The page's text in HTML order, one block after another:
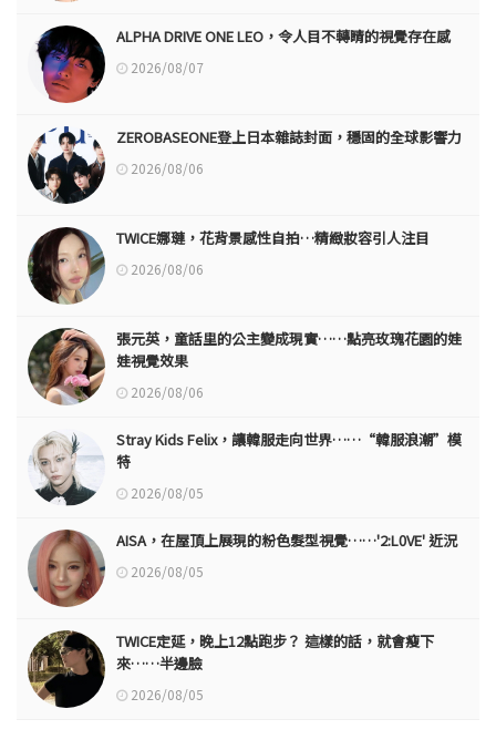
ALPHA DRIVE ONE LEO，令人目不轉睛的視覺存在感
2026/08/07
ZEROBASEONE登上日本雜誌封面，穩固的全球影響力
2026/08/06
TWICE娜璉，花背景感性自拍…精緻妝容引人注目
2026/08/06
張元英，童話里的公主變成現實……點亮玫瑰花園的娃
娃視覺效果
2026/08/06
Stray Kids Felix，讓韓服走向世界……“韓服浪潮”模
特
2026/08/05
AISA，在屋頂上展現的粉色髮型視覺……'2:L0VE' 近況
2026/08/05
TWICE定延，晚上12點跑步？ 這樣的話，就會瘦下
來……半邊臉
2026/08/05